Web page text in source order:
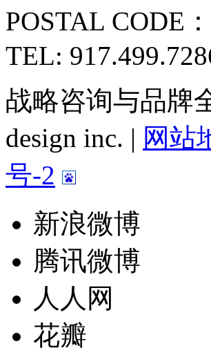
POSTAL CODE
TEL:
战略咨询与品牌
design inc. | 网站
号-2
新浪微博
腾讯微博
人人网
花瓣